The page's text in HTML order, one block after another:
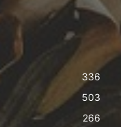
336
503
266